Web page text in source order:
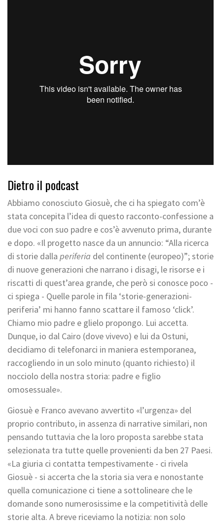
Dietro il podcast
Abbiamo conosciuto Giosuè, che ci ha spiegato com’è
stata concepita l’idea di questo racconto-confessione a
due voci con suo padre e cos’è avvenuto prima, durante
e dopo. «Il progetto nasce da un annuncio: “Alla ricerca
di storie dalla periferia del continente (europeo)”; storie
di nuove generazioni che narrano i disagi, le risorse e i
riscatti di quest’area grande, che però si conosce poco -
ci spiega - Quelle parole in fila ‘storie-generazioni-
periferia’ mi hanno fanno scattare il famoso ‘click’.
Chiamo mio padre e glielo propongo. Lui accetta.
Dunque, io dal Cairo (dove vivevo) e lui da Ostuni,
decidiamo di telefonarci in maniera estemporanea,
raccogliendo in un solo minuto (quanto richiesto) il
nocciolo della nostra storia: padre e figlio
omosessuale».
Giosuè e Franco avevano avvertito «l’urgenza» del
proprio contributo, in assenza di narrative similari, non
pensando tuttavia che la loro proposta sarebbe stata
selezionata tra tutte quelle provenienti da ben 27 Paesi.
«La giuria ci contatta tempestivamente - ci rivela
Giosuè - si accerta che la storia sia vera e nonostante
quella comunicazione ci tiene a sottolineare che le
domande sono numerosissime e la competitività delle
storie alta. A breve riceviamo la notizia: non solo